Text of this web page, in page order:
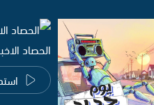
الحصاد